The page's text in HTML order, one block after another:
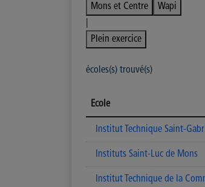
Mons et Centre
Wapi
Plein exercice
écoles(s) trouvé(s)
Ecole
Institut Technique Saint-
Instituts Saint-Luc de Mons
Institut Technique de la